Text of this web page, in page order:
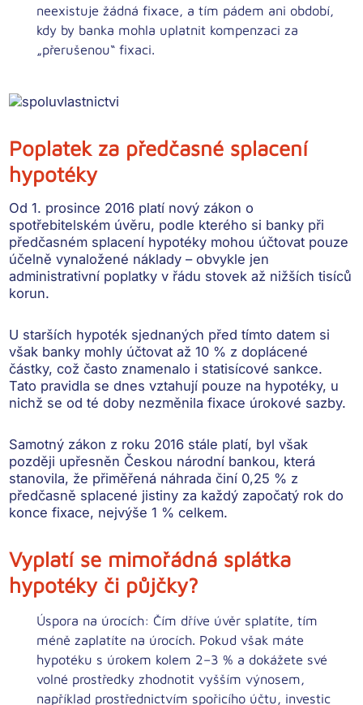
neexistuje žádná fixace, a tím pádem ani období,
kdy by banka mohla uplatnit kompenzaci za
„přerušenou“ fixaci.
Poplatek za předčasné splacení
hypotéky
Od 1. prosince 2016 platí nový zákon o
spotřebitelském úvěru, podle kterého si banky při
předčasném splacení hypotéky mohou účtovat pouze
účelně vynaložené náklady – obvykle jen
administrativní poplatky v řádu stovek až nižších tisíců
korun.
U starších hypoték sjednaných před tímto datem si
však banky mohly účtovat až10 % z doplácené
částky, což často znamenalo i statisícové sankce.
Tato pravidla se dnes vztahují pouze na hypotéky, u
nichž se od té doby nezměnila fixace úrokové sazby.
Samotný zákon z roku 2016 stále platí, byl však
později upřesněn Českou národní bankou, která
stanovila, že přiměřená náhrada činí 0,25 % z
předčasně splacené jistiny za každý započatý rok do
konce fixace, nejvýše1 % celkem.
Vyplatí se mimořádná splátka
hypotéky či půjčky?
Úspora na úrocích: Čím dříve úvěr splatíte,tím
méně zaplatíte na úrocích. Pokud však máte
hypotéku s úrokem kolem 2–3 % a dokážete své
volné prostředky zhodnotit vyšším výnosem,
například prostřednictvím spořicího účtu, investic